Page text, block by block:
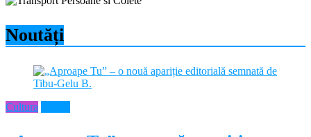
Noutăți
Cultura